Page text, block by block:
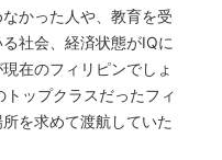
かった人や、教育を受
社会、経済状態がIQに
在のフィリピンでしょ
ップクラスだったフィ
を求めて渡航していた